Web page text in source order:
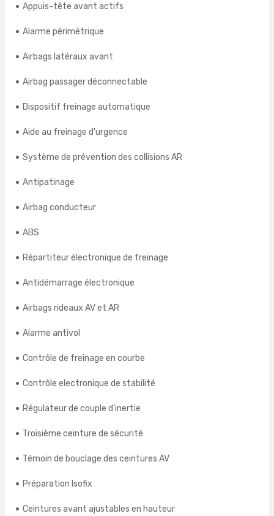
Appuis-tête avant actifs
Alarme périmétrique
Airbags latéraux avant
Airbag passager déconnectable
Dispositif freinage automatique
Aide au freinage d'urgence
Système de prévention des collisions AR
Antipatinage
Airbag conducteur
ABS
Répartiteur électronique de freinage
Antidémarrage électronique
Airbags rideaux AV et AR
Alarme antivol
Contrôle de freinage en courbe
Contrôle electronique de stabilité
Régulateur de couple d'inertie
Troisième ceinture de sécurité
Témoin de bouclage des ceintures AV
Préparation Isofix
Ceintures avant ajustables en hauteur